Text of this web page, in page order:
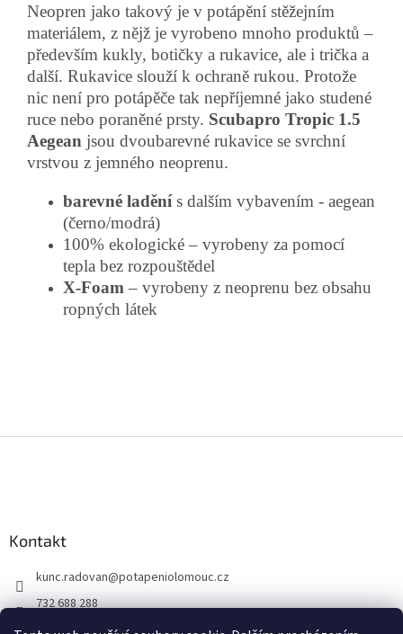
Neopren jako takový je v potápění stěžejním
materiálem, z nějž je vyrobeno mnoho produktů –
především kukly, botičky a rukavice, ale i trička a
další. Rukavice slouží k ochraně rukou. Protože
nic není pro potápěče tak nepříjemné jako studené
ruce nebo poraněné prsty. Scubapro Tropic 1.5
Aegean jsou dvoubarevné rukavice se svrchní
vrstvou z jemného neoprenu.
barevné laděnís dalším vybavením - aegean
(černo/modrá)
100% ekologické – vyrobeny za pomocí
tepla bez rozpouštědel
X-Foam – vyrobeny z neoprenu bez obsahu
ropných látek
Kontakt
kunc.radovan@potapeniolomouc.cz
732 688 288
Facebook